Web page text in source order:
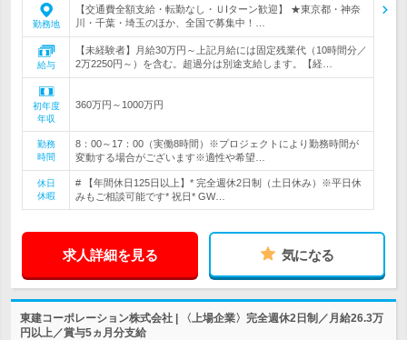
勤務地
【交通費全額支給・転勤なし・ＵIターン歓迎】 ★東京都・神奈
川・千葉・埼玉のほか、全国で募集中！…
給与
【未経験者】月給30万円～上記月給には固定残業代（10時間分／
2万2250円～）を含む。超過分は別途支給します。【経…
初年度
年収
360万円～1000万円
勤務
時間
8：00～17：00（実働8時間）※プロジェクトにより勤務時間が
変動する場合がございます※適性や希望…
休日
休暇
# 【年間休日125日以上】* 完全週休2日制（土日休み）※平日休
みもご相談可能です* 祝日* GW…
求人詳細を見る 気になる
東建コーポレーション株式会社 | 〈上場企業〉完全週休2日制／月給26.3万
円以上／賞与5ヵ月分支給